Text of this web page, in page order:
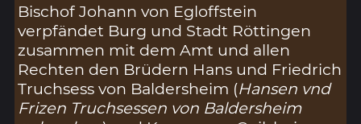
Bischof Johann von Egloffstein
verpfändet Burg und Stadt Röttingen
zusammen mit dem Amt und allen
Rechten den Brüdern Hans und Friedrich
Truchsess von Baldersheim (Hansen vnd
Frizen Truchsessen von Baldersheim